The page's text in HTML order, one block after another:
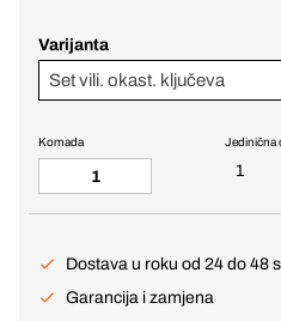
Varijanta
Set vili. okast. ključeva
Jedinična
1
Komada
Dostava u roku od 24 do 48
Garancija i zamjena